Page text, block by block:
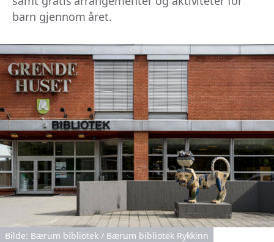
barn gjennom året.
Bilde: Bærum bibliotek / Bærum bibliotek Rykkinn